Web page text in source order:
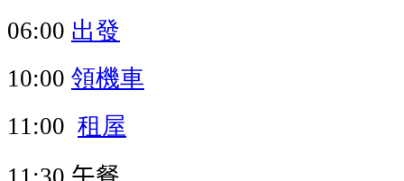
06:00 出發
10:00 領機車
11:00 租屋